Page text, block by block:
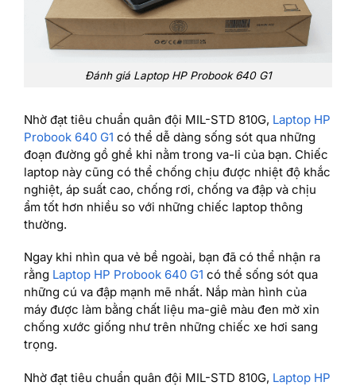
Đánh giá Laptop HP Probook 640 G1
Nhờ đạt tiêu chuẩn quân đội MIL-STD 810G, Laptop HP
Probook 640 G1 có thể dễ dàng sống sót qua những
đoạn đường gồ ghề khi nằm trong va-li của bạn. Chiếc
laptop này cũng có thể chống chịu được nhiệt độ khắc
nghiệt, áp suất cao, chống rơi, chống va đập và chịu
ẩm tốt hơn nhiều so với những chiếc laptop thông
thường.
Ngay khi nhìn qua vẻ bề ngoài, bạn đã có thể nhận ra
rằng Laptop HP Probook 640 G1 có thể sống sót qua
những cú va đập mạnh mẽ nhất. Nắp màn hình của
máy được làm bằng chất liệu ma-giê màu đen mờ xỉn
chống xước giống như trên những chiếc xe hơi sang
trọng.
Nhờ đạt tiêu chuẩn quân đội MIL-STD 810G, Laptop HP